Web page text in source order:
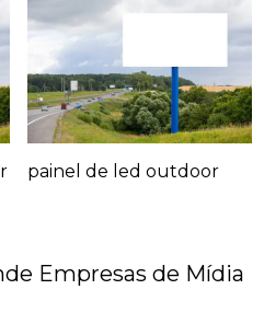
painel de led outdoor
Empresas de Mídia